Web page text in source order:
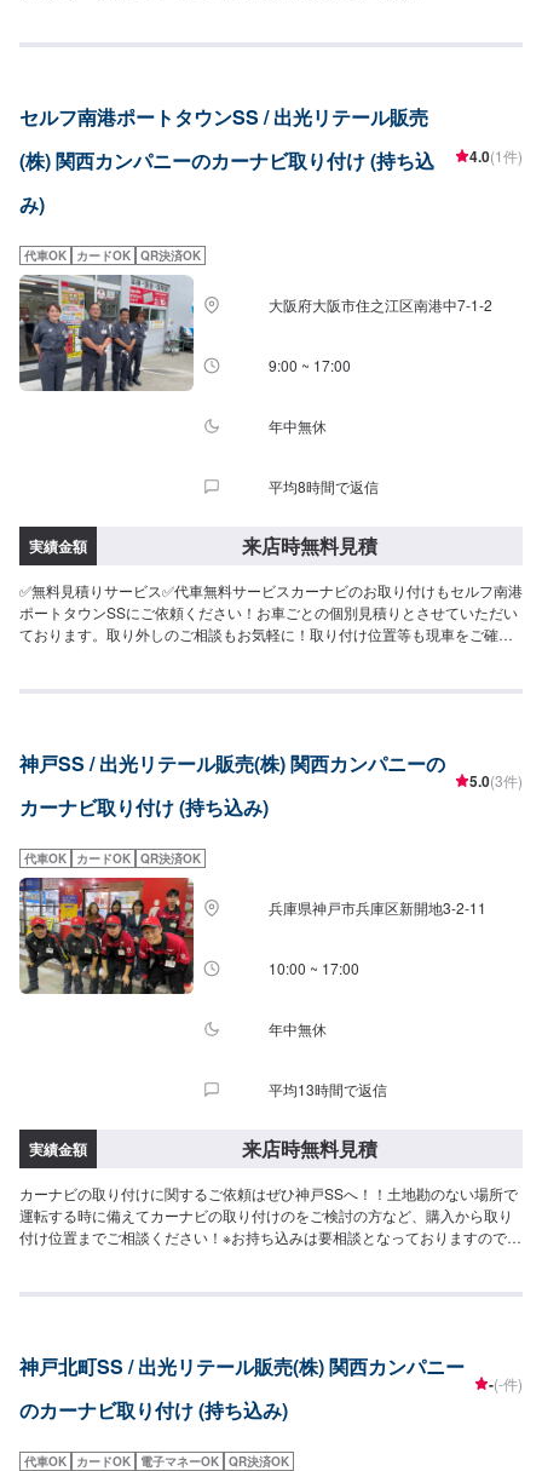
セルフ南港ポートタウンSS / 出光リテール販売
(株) 関西カンパニーのカーナビ取り付け (持ち込
み)
4.0(1件)
代車OK カードOK QR決済OK
大阪府大阪市住之江区南港中7-1-2
9:00 ~ 17:00
年中無休
平均8時間で返信
実績金額 来店時無料見積
✅無料見積りサービス✅代車無料サービスカーナビのお取り付けもセルフ南港
ポートタウンSSにご依頼ください！お車ごとの個別見積りとさせていただい
ております。取り外しのご相談もお気軽に！取り付け位置等も現車をご確認
神戸SS / 出光リテール販売(株) 関西カンパニーの
カーナビ取り付け (持ち込み)
5.0(3件)
代車OK カードOK QR決済OK
兵庫県神戸市兵庫区新開地3-2-11
10:00 ~ 17:00
年中無休
平均13時間で返信
実績金額 来店時無料見積
カーナビの取り付けに関するご依頼はぜひ神戸SSへ！！土地勘のない場所で
運転する時に備えてカーナビの取り付けのをご検討の方など、購入から取り
付け位置までご相談ください！※お持ち込みは要相談となっておりますので、
神戸北町SS / 出光リテール販売(株) 関西カンパニー
のカーナビ取り付け (持ち込み)
-(-件)
代車OK カードOK 電子マネーOK QR決済OK